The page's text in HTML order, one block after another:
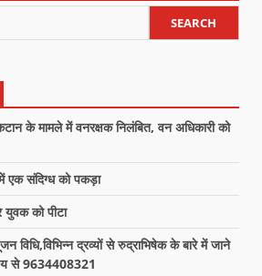
SEARCH
के मामले में वनरक्षक निलंबित, वन अधिकारी को
एक संदिग्ध को पकड़ा
को पीटा
विधि,विभिन्न द्रव्यों से रुद्राभिषेक के बारे में जाने
से 9634408321